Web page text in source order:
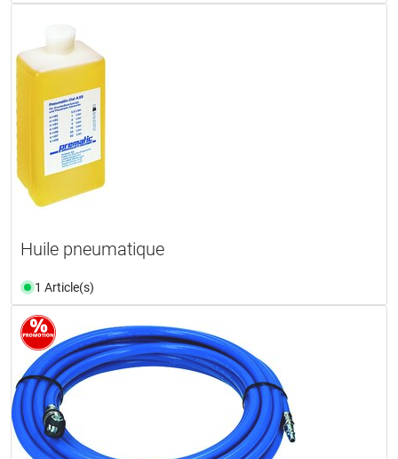
Huile pneumatique
1 Article(s)